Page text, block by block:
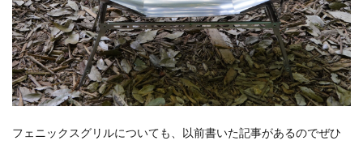
フェニックスグリルについても、以前書いた記事があるのでぜひ